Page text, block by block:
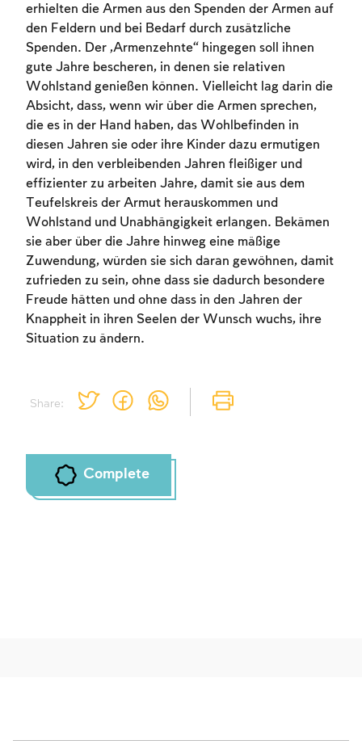
Share:
erhielten die Armen aus den Spenden der Armen auf
den Feldern und bei Bedarf durch zusätzliche
Spenden. Der „Armenzehnte“ hingegen soll ihnen
gute Jahre bescheren, in denen sie relativen
Wohlstand genießen können. Vielleicht lag darin die
Absicht, dass, wenn wir über die Armen sprechen,
die es in der Hand haben, das Wohlbefinden in
diesen Jahren sie oder ihre Kinder dazu ermutigen
wird, in den verbleibenden Jahren fleißiger und
effizienter zu arbeiten Jahre, damit sie aus dem
Teufelskreis der Armut herauskommen und
Wohlstand und Unabhängigkeit erlangen. Bekämen
sie aber über die Jahre hinweg eine mäßige
Zuwendung, würden sie sich daran gewöhnen, damit
zufrieden zu sein, ohne dass sie dadurch besondere
Freude hätten und ohne dass in den Jahren der
Knappheit in ihren Seelen der Wunsch wuchs, ihre
Situation zu ändern.
Complete
Account required
To mark concepts as learned, you'll need
to create an account or log in.
Sign up Login